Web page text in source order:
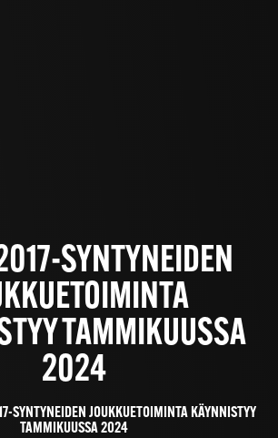
SYNTYNEIDEN
TAMMIKUUSSA
2024
SYNTYNEIDEN JOUKKUETOIMINTA KÄYNNISTYY
TAMMIKUUSSA 2024